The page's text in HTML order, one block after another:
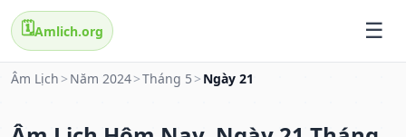
🗓️Amlich.org
Âm Lịch > Năm 2024>Tháng 5 > Ngày 21